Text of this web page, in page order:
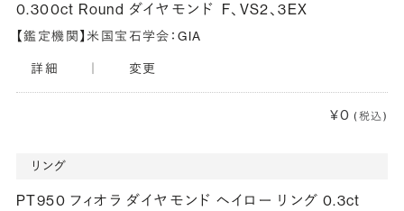
0.300ct Round ダイヤモンド F、VS2、3EX
【鑑定機関】米国宝石学会：GIA
詳細 変更
¥0 (税込)
リング
PT950 フィオラ ダイヤモンド ヘイロー リング 0.3ct